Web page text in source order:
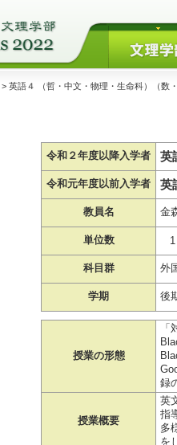
> 英語４ （哲・中文・物理・生命科）（数
令和２年度以降入学者 英
令和元年度以前入学者 英
教員名 金
単位数 1
科目群 外
学期 後
授業の形態
録
授業概要
英
指
多
を